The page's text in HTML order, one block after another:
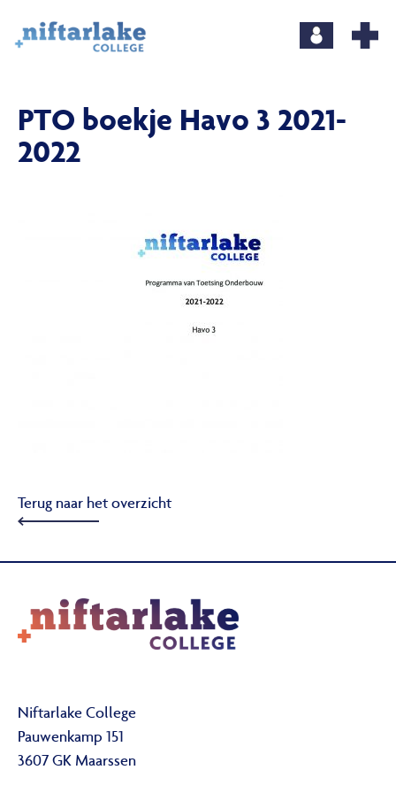
PTO boekje Havo 3 2021-
2022
Terug naar het overzicht
Niftarlake College
Pauwenkamp 151
3607 GK Maarssen